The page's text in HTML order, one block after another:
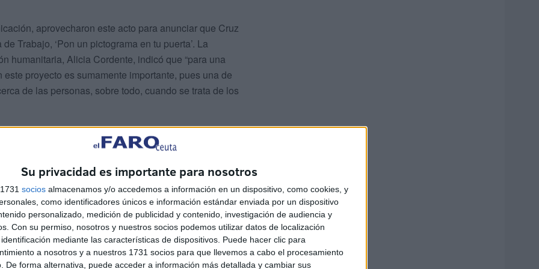
Su privacidad es importante para nosotros
socios almacenamos y/o accedemos a información en un dispositivo, como cookies, y
como identificadores únicos e información estándar enviada por un dispositivo
personalizado, medición de publicidad y contenido, investigación de audiencia y
Con su permiso, nosotros y nuestros socios podemos utilizar datos de localización
mediante las características de dispositivos. Puede hacer clic para
a nosotros y a nuestros 1731 socios para que llevemos a cabo el procesamiento
De forma alternativa, puede acceder a información más detallada y cambiar sus
aprovecharon este acto para anunciar que Cruz
Trabajo, ‘Pon un pictograma en tu puerta’. La
humanitaria, Alicia Cordente, indicó que “para una
proyecto es sumamente importante, pues una de
de las personas, sobre todo, cuando se trata de los
transporte asistido facilitan a las personas con
con estos pictogramas, esta tarea será aún más
con uno de nuestros principales colectivos de
con todos los centros educativos y
y Formación Profesional, OTACE, Facultad de